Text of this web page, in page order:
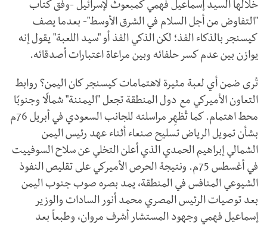
خلالها السيد إسماعيل فهمي كمبعوث لإسرائيل -وفق كتاب
"التفاوض من أجل السلام في الشرق الأوسط"- بعدما يصف
كيسنجر بالذكاء الفذ؛ لكن الذكي الفذ أو "سيد اللعبة" يقول إنه
يوازن بين عدم كسر حلفائه وبين مراعاة اعتبارات أصدقائه.
تُرى ضمن أي لعبة مثيرة لاهتمامات كيسنجر كان اليمن؟ روابط
التعاون الأميركي مع دول المنطقة تجعل "اليمننة" شمالًا وجنوبًا
محط اهتمام. كما تُظهِر مراسلته للجانب السعودي في أبريل 76م
بشأن تمويل الرياض تسليح صنعاء أثناء عهد رئيس اليمن
الشمالي إبراهيم الحمدي الذي أعلن التخلي عن سلاح السوفييت
في أغسطس 75م. ونتيجة الحرص الأميركي على تقليص النفوذ
الشيوعي المنافس في المنطقة، يمد بصره صوب جنوب اليمن
بعد توصيات الرئيس المصري محمد أنور السادات والوزير
إسماعيل فهمي وجهود المستشار أشرف مروان، وطبعاً بعد